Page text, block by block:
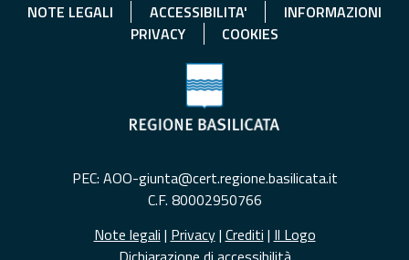
NOTE LEGALI ACCESSIBILITA'
INFORMAZIONI
PRIVACY
COOKIES
PEC: AOO-giunta@cert.regione.basilicata.it
C.F. 80002950766
Note legali | Privacy| Crediti | Il Logo